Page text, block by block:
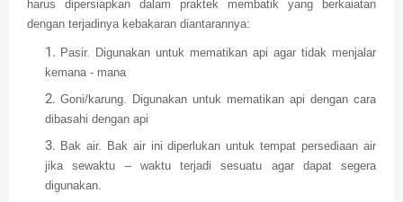
harus dipersiapkan dalam praktek membatik yang berkaiatan
dengan terjadinya kebakaran diantarannya:
Pasir. Digunakan untuk mematikan api agar tidak menjalar
kemana - mana
Goni/karung. Digunakan untuk mematikan api dengan cara
dibasahi dengan api
Bak air. Bak air ini diperlukan untuk tempat persediaan air
jika sewaktu – waktu terjadi sesuatu agar dapat segera
digunakan.